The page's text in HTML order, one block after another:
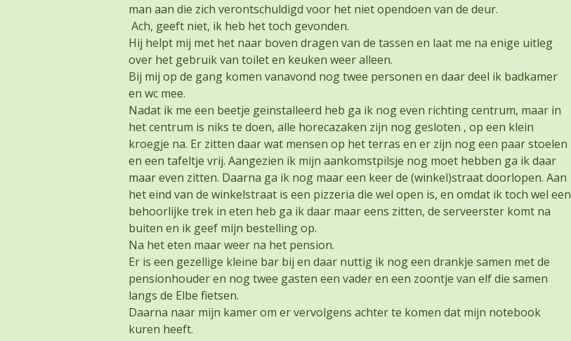
man aan die zich verontschuldigd voor het niet opendoen van de deur.
Ach, geeft niet, ik heb het toch gevonden.
Hij helpt mij met het naar boven dragen van de tassen en laat me na enige uitleg
over het gebruik van toilet en keuken weer alleen.
Bij mij op de gang komen vanavond nog twee personen en daar deel ik badkamer
en wc mee.
Nadat ik me een beetje geïnstalleerd heb ga ik nog even richting centrum, maar in
het centrum is niks te doen, alle horecazaken zijn nog gesloten , op een klein
kroegje na. Er zitten daar wat mensen op het terras en er zijn nog een paar stoelen
en een tafeltje vrij. Aangezien ik mijn aankomstpilsje nog moet hebben ga ik daar
maar even zitten. Daarna ga ik nog maar een keer de (winkel)straat doorlopen. Aan
het eind van de winkelstraat is een pizzeria die wel open is, en omdat ik toch wel een
behoorlijke trek in eten heb ga ik daar maar eens zitten, de serveerster komt na
buiten en ik geef mijn bestelling op.
Na het eten maar weer na het pension.
Er is een gezellige kleine bar bij en daar nuttig ik nog een drankje samen met de
pensionhouder en nog twee gasten een vader en een zoontje van elf die samen
langs de Elbe fietsen.
Daarna naar mijn kamer om er vervolgens achter te komen dat mijn notebook
kuren heeft.